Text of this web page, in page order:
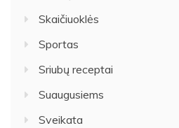
Skaičiuoklės
Sportas
Sriubų receptai
Suaugusiems
Sveikata